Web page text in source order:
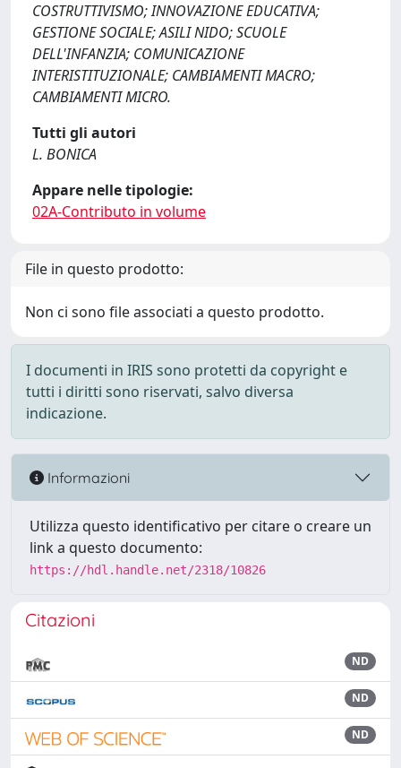
COSTRUTTIVISMO; INNOVAZIONE EDUCATIVA;
GESTIONE SOCIALE; ASILI NIDO; SCUOLE
DELL'INFANZIA; COMUNICAZIONE
INTERISTITUZIONALE; CAMBIAMENTI MACRO;
CAMBIAMENTI MICRO.
Tutti gli autori
L. BONICA
Appare nelle tipologie:
02A-Contributo in volume
File in questo prodotto:
Non ci sono file associati a questo prodotto.
I documenti in IRIS sono protetti da copyright e
tutti i diritti sono riservati, salvo diversa
indicazione.
Informazioni
Utilizza questo identificativo per citare o creare un
link a questo documento:
https://hdl.handle.net/2318/10826
Citazioni
ND
ND
ND